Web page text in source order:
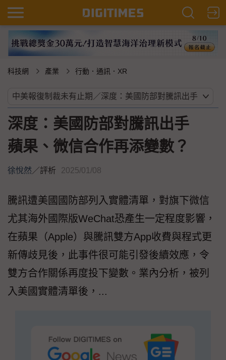
科技網 產業 行動．通訊．XR
深度：美國防部對騰訊出手
蘋果、微信合作再添變數？
徐悅然／評析 2025/01/08
騰訊遭美國國防部列入實體清單，對旗下微信
尤其海外國際版WeChat恐產生一定程度影響，
在蘋果（Apple）與騰訊雙方App收費與程式更
新傳歧見後，此事件很可能引發後續效應，令
雙方合作關係再度投下變數。業內分析，被列
入美國實體清單後，...